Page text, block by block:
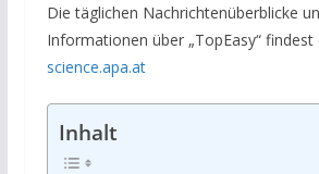
Die täglichen Nachrichtenüberblicke
Informationen über „TopEasy“ findest
science.apa.at
Inhalt